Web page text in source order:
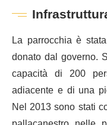
La parrocchia è
donato dal governo.
capacità di 200
adiacente e di una
Nel 2013 sono stati